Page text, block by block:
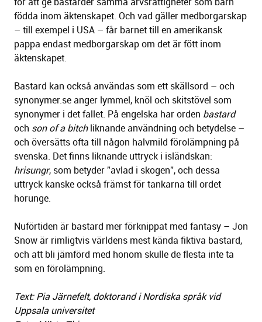
födda inom äktenskapet. Och vad gäller medborgarskap
– till exempel i USA – får barnet till en amerikansk
pappa endast medborgarskap om det är fött inom
äktenskapet.
Bastard kan också användas som ett skällsord – och
synonymer.se anger lymmel, knöl och skitstövel som
synonymer i det fallet. På engelska har orden bastard
och son of a bitchliknande användning och betydelse –
och översätts ofta till någon halvmild förolämpning på
svenska. Det finns liknande uttryck i isländskan:
hrisungr, som betyder ”avlad i skogen”, och dessa
uttryck kanske också främst för tankarna till ordet
horunge.
Nuförtiden är bastard mer förknippat med fantasy – Jon
Snow är rimligtvis världens mest kända fiktiva bastard,
och att bli jämförd med honom skulle de flesta inte ta
som en förolämpning.
Text: Pia Järnefelt, doktorand i Nordiska språk vid
Uppsala universitet